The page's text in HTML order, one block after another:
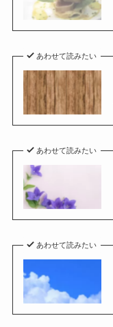
あわせて読みたい
あわせて読みたい
あわせて読みたい